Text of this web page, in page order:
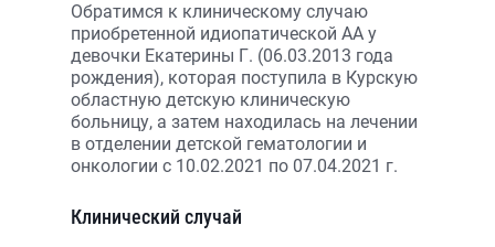
Обратимся к клиническому случаю
приобретенной идиопатической АА у
девочки Екатерины Г. (06.03.2013 года
рождения), которая поступила в Курскую
областную детскую клиническую
больницу, а затем находилась на лечении
в отделении детской гематологии и
онкологии с 10.02.2021 по 07.04.2021 г.
Клинический случай